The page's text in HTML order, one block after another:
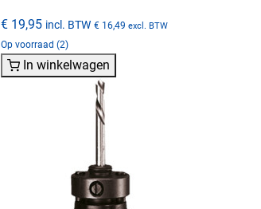
€ 19,95 incl. BTW € 16,49 excl. BTW
Op voorraad (2)
In winkelwagen